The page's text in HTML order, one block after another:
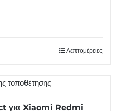
Λεπτομέρειες
για Xiaomi Redmi